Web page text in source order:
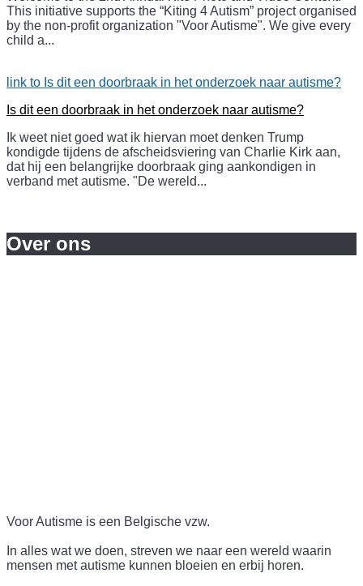
This initiative supports the “Kiting 4 Autism” project organised
by the non-profit organization "Voor Autisme". We give every
child a...
link to Is dit een doorbraak in het onderzoek naar autisme?
Is dit een doorbraak in het onderzoek naar autisme?
Ik weet niet goed wat ik hiervan moet denken Trump
kondigde tijdens de afscheidsviering van Charlie Kirk aan,
dat hij een belangrijke doorbraak ging aankondigen in
verband met autisme. "De wereld...
Over ons
Voor Autisme is een Belgische vzw.
In alles wat we doen, streven we naar een wereld waarin
mensen met autisme kunnen bloeien en erbij horen.